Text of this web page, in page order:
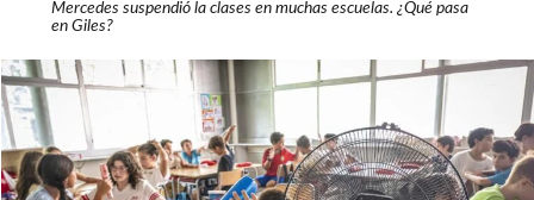
Mercedes suspendió la clases en muchas escuelas. ¿Qué pasa
en Giles?